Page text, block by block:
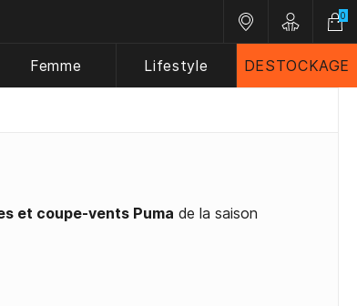
Nos magasins
Customer
0
Femme Lifestyle DESTOCKAGE
et coupe-vents Puma de la saison